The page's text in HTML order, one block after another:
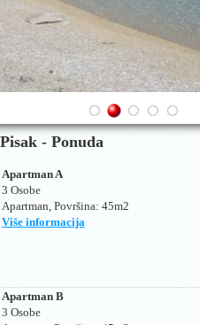
- Ponuda
Apartman A
3 Osobe
Apartman, Površina: 45m2
Više informacija
Apartman B
3 Osobe